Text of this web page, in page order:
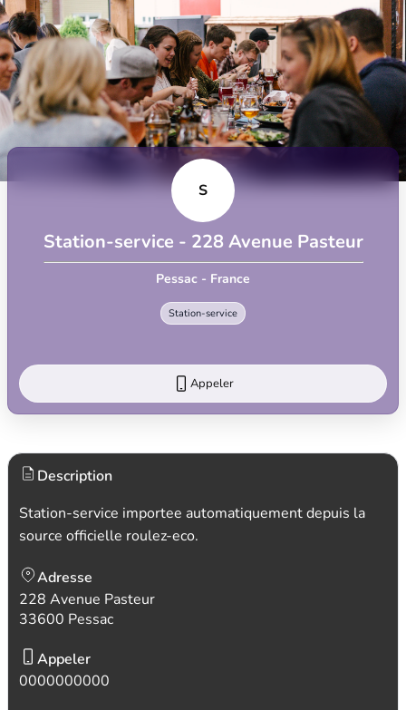
S
Station-service - 228 Avenue Pasteur
Pessac - France
Station-service
Appeler
Description
Station-service importee automatiquement depuis la
source officielle roulez-eco.
Adresse
228 Avenue Pasteur
33600 Pessac
Appeler
0000000000